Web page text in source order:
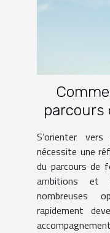
parcours
S’orienter
nécessite une
du parcours de
ambitions et
nombreuses
rapidement